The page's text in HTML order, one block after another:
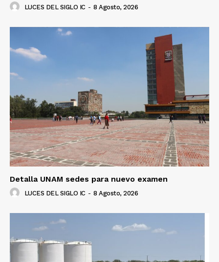
LUCES DEL SIGLO IC - 8 Agosto, 2026
Detalla UNAM sedes para nuevo examen
LUCES DEL SIGLO IC - 8 Agosto, 2026